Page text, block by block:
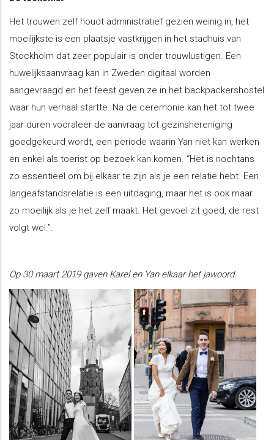
Het trouwen zelf houdt administratief gezien weinig in, het
moeilijkste is een plaatsje vastkrijgen in het stadhuis van
Stockholm dat zeer populair is onder trouwlustigen. Een
huwelijksaanvraag kan in Zweden digitaal worden
aangevraagd en het feest geven ze in het backpackershostel
waar hun verhaal startte. Na de ceremonie kan het tot twee
jaar duren vooraleer de aanvraag tot gezinshereniging
goedgekeurd wordt, een periode waarin Yan niet kan werken
en enkel als toerist op bezoek kan komen. “Het is nochtans
zo essentieel om bij elkaar te zijn als je een relatie hebt. Een
langeafstandsrelatie is een uitdaging, maar het is ook maar
zo moeilijk als je het zelf maakt. Het gevoel zit goed, de rest
volgt wel.”.
Op 30 maart 2019 gaven Karel en Yan elkaar het jawoord.